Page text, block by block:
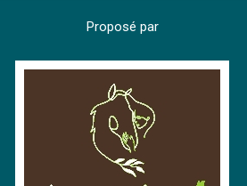
Proposé par